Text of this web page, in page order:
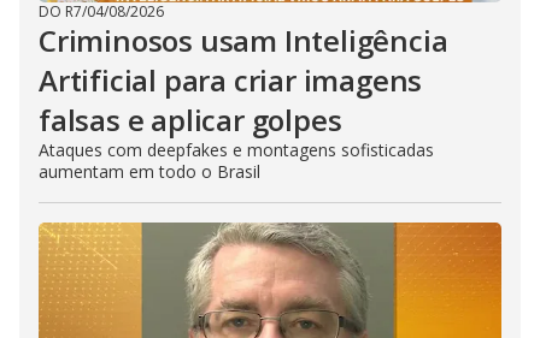
DO R7/04/08/2026
Criminosos usam Inteligência
Artificial para criar imagens
falsas e aplicar golpes
Ataques com deepfakes e montagens sofisticadas
aumentam em todo o Brasil